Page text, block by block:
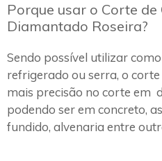
Porque usar o Corte
Diamantado Roseira?
Sendo possível utilizar
refrigerado ou serra, o
mais precisão no corte em
podendo ser em concreto,
fundido, alvenaria entre